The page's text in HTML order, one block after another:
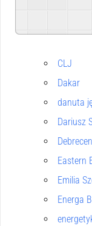
CLJ
Dakar
danuta
Dariusz
Eastern
Emilia
Energa